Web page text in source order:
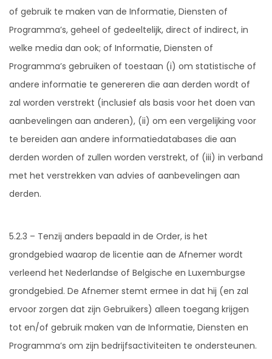
of gebruik te maken van de Informatie, Diensten of
Programma’s, geheel of gedeeltelijk, direct of indirect, in
welke media dan ook; of Informatie, Diensten of
Programma’s gebruiken of toestaan (i) om statistische of
andere informatie te genereren die aan derden wordt of
zal worden verstrekt (inclusief als basis voor het doen van
aanbevelingen aan anderen), (ii) om een vergelijking voor
te bereiden aan andere informatiedatabases die aan
derden worden of zullen worden verstrekt, of (iii) in verband
met het verstrekken van advies of aanbevelingen aan
derden.
5.2.3 – Tenzij anders bepaald in de Order, is het
grondgebied waarop de licentie aan de Afnemer wordt
verleend het Nederlandse of Belgische en Luxemburgse
grondgebied. De Afnemer stemt ermee in dat hij (en zal
ervoor zorgen dat zijn Gebruikers) alleen toegang krijgen
tot en/of gebruik maken van de Informatie, Diensten en
Programma’s om zijn bedrijfsactiviteiten te ondersteunen.